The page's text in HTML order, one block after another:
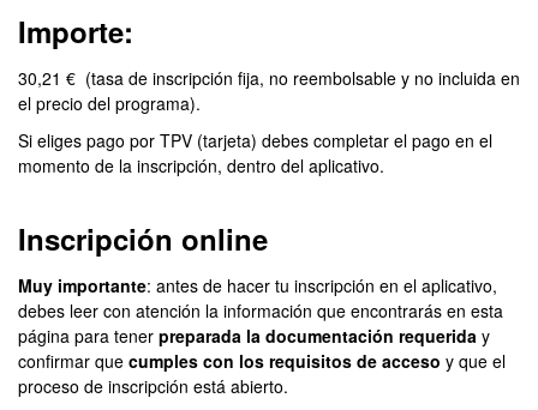
Importe:
30,21 € (tasa de inscripción fija, no reembolsable y no incluida en
el precio del programa).
Si eliges pago por TPV (tarjeta) debes completar el pago en el
momento de la inscripción, dentro del aplicativo.
Inscripción online
Muy importante: antes de hacer tu inscripción en el aplicativo,
debes leer con atención la información que encontrarás en esta
página para tener preparada la documentación requerida y
confirmar que cumples con los requisitos de acceso y que el
proceso de inscripción está abierto.